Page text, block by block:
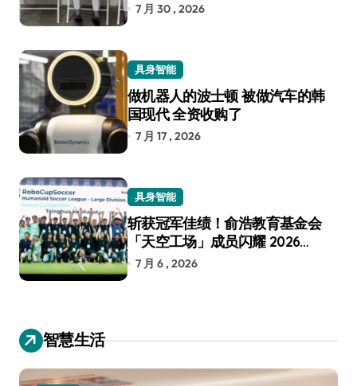
7 月 30 , 2026
具身智能
做机器人的波士顿 被做汽车的韩
国现代 全资收购了
7 月 17 , 2026
具身智能
斩获冠军佳绩！俞浩教育基金会
「天空工场」成员闪耀 2026
RoboCup 机器人世界杯
7 月 6 , 2026
智慧生活